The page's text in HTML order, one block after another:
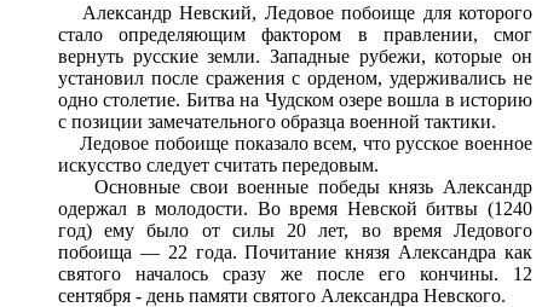
Александр Невский, Ледовое побоище для которого
стало определяющим фактором в правлении, смог
вернуть русские земли. Западные рубежи, которые он
установил после сражения с орденом, удерживались не
одно столетие. Битва на Чудском озере вошла в историю
с позиции замечательного образца военной тактики.
Ледовое побоище показало всем, что русское военное
искусство следует считать передовым.
Основные свои военные победы князь Александр
одержал в молодости. Во время Невской битвы (1240
год) ему было от силы 20 лет, во время Ледового
побоища — 22 года. Почитание князя Александра как
святого началось сразу же после его кончины. 12
сентября - день памяти святого Александра Невского.